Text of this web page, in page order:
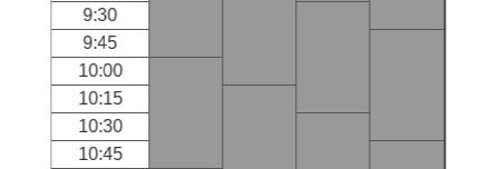
9:30
9:45
10:00
10:15
10:30
10:45